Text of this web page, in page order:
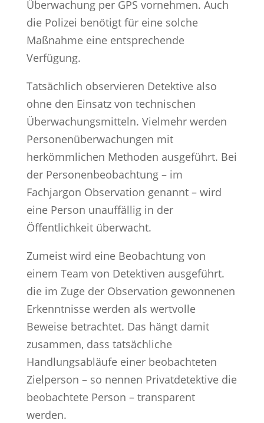
Überwachung per GPS vornehmen. Auch
die Polizei benötigt für eine solche
Maßnahme eine entsprechende
Verfügung.
Tatsächlich observieren Detektive also
ohne den Einsatz von technischen
Überwachungsmitteln. Vielmehr werden
Personenüberwachungen mit
herkömmlichen Methoden ausgeführt. Bei
der Personenbeobachtung – im
Fachjargon Observation genannt – wird
eine Person unauffällig in der
Öffentlichkeit überwacht.
Zumeist wird eine Beobachtung von
einem Team von Detektiven ausgeführt.
die im Zuge der Observation gewonnenen
Erkenntnisse werden als wertvolle
Beweise betrachtet. Das hängt damit
zusammen, dass tatsächliche
Handlungsabläufe einer beobachteten
Zielperson – so nennen Privatdetektive die
beobachtete Person – transparent
werden.